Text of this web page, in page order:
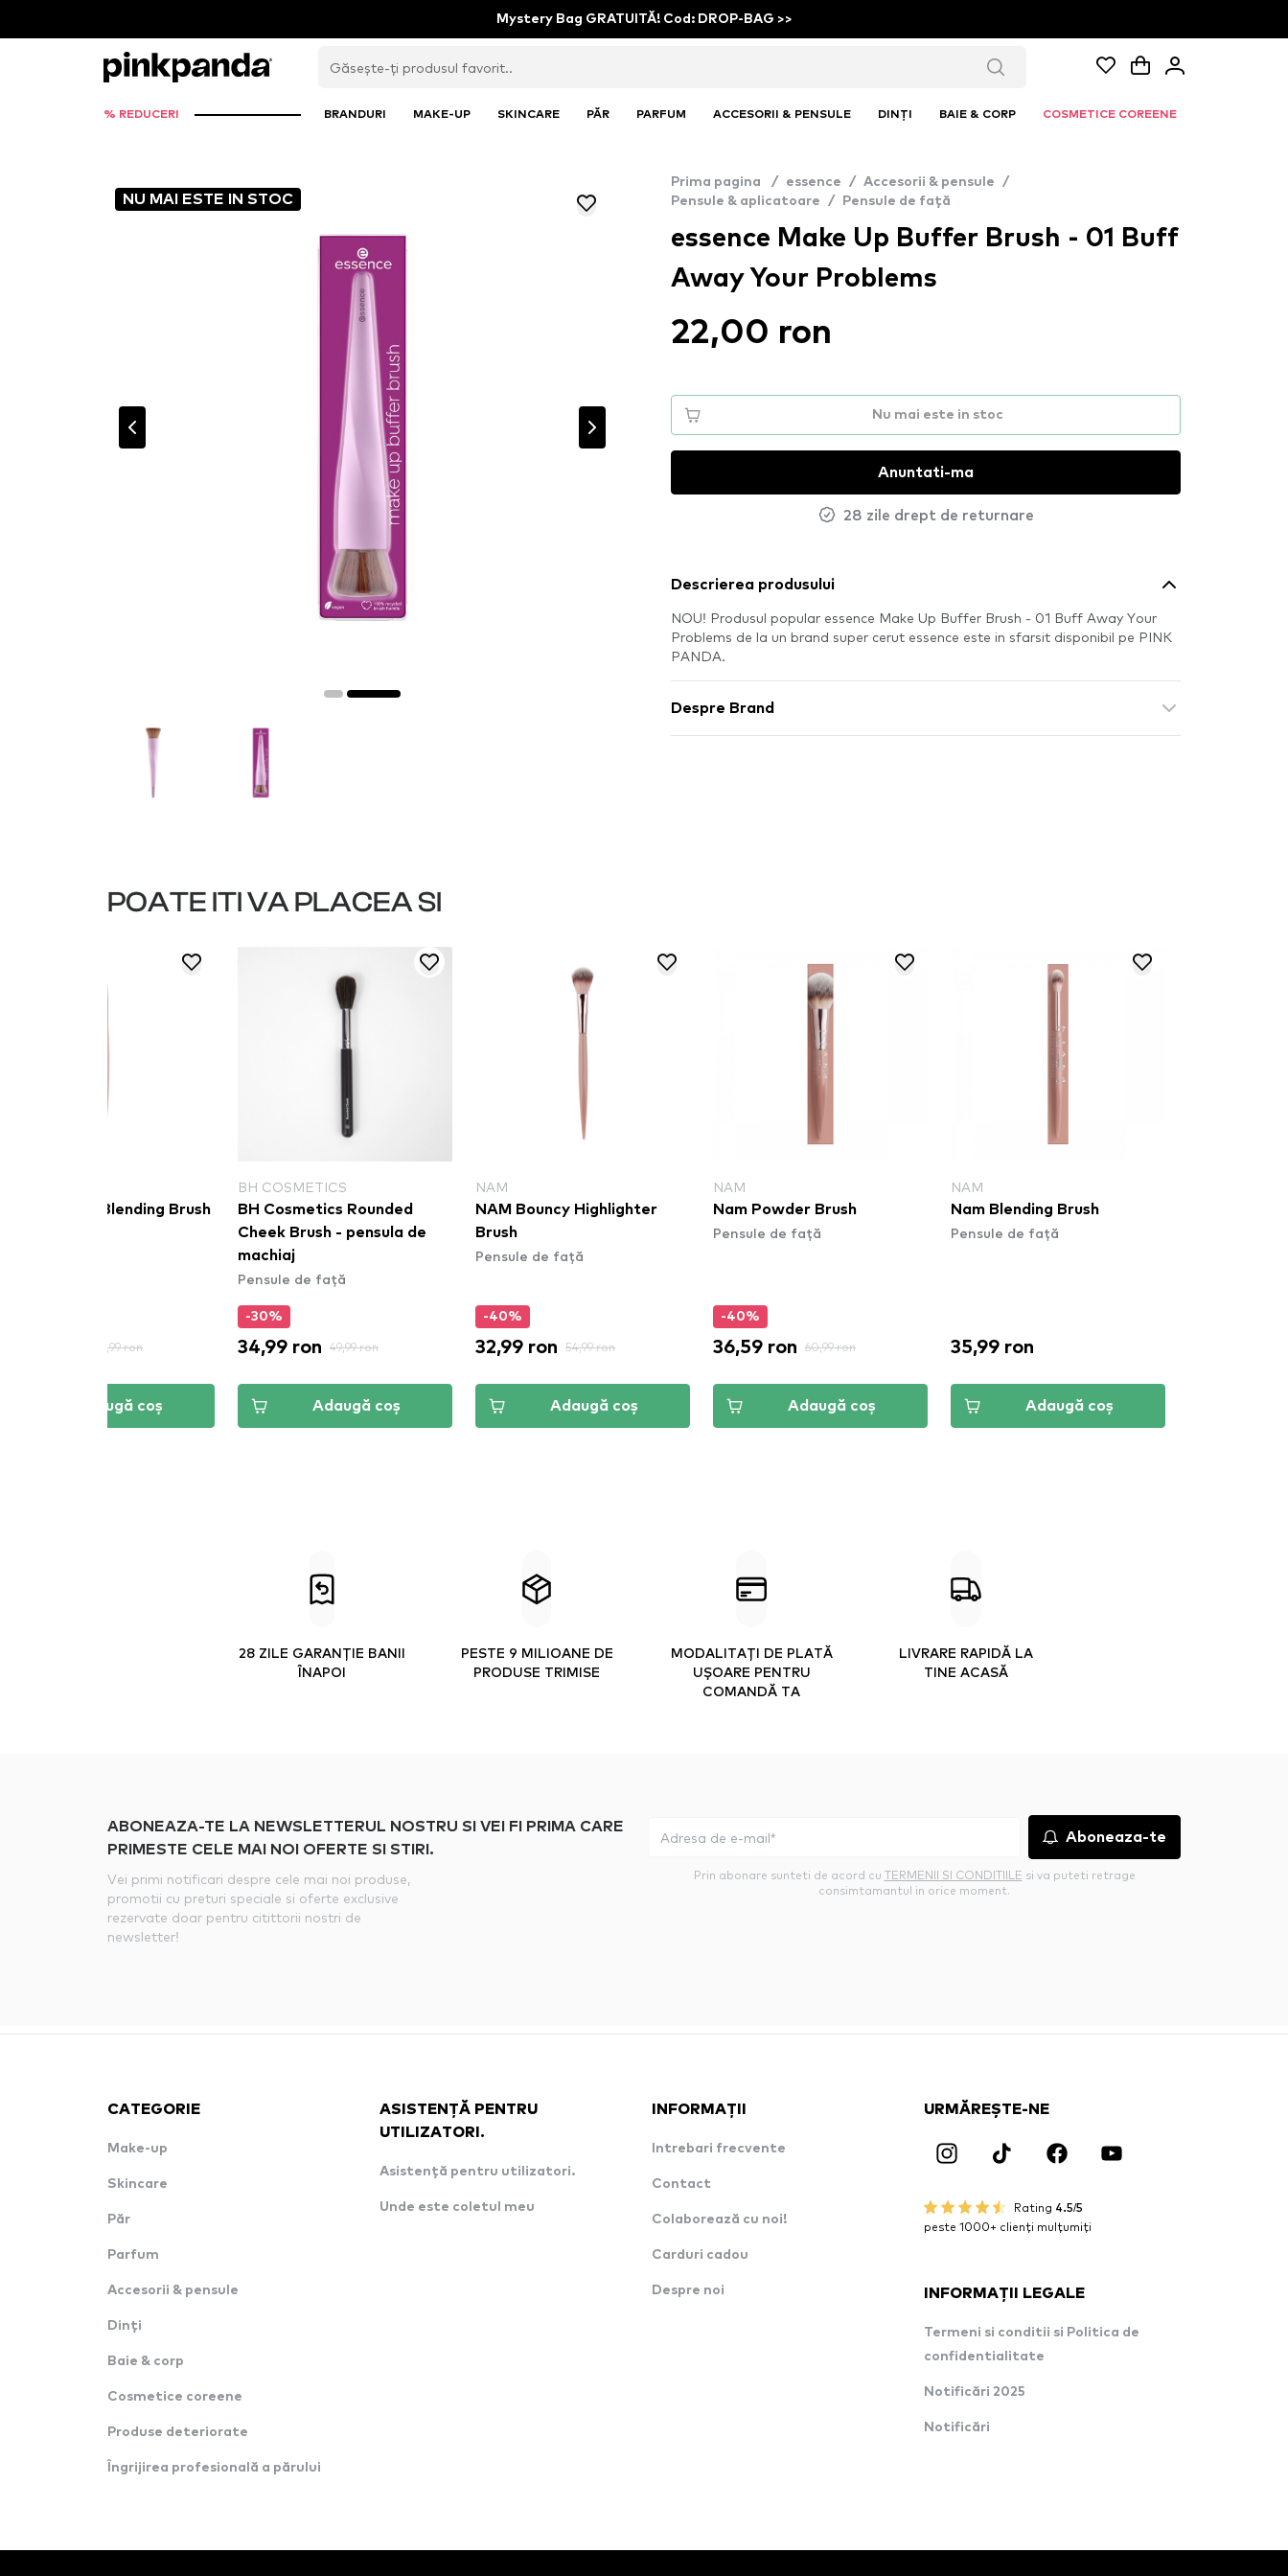
Mystery Bag GRATUITĂ! Cod: DROP-BAG >>
% REDUCERI BRANDURI MAKE-UP SKINCARE PĂR PARFUM ACCESORII & PENSULE DINȚI BAIE & CORP COSMETICE COREENE
NU MAI ESTE IN STOC
Prima pagina / essence / Accesorii & pensule
/
Pensule & aplicatoare
/ Pensule de față
essence Make Up Buffer Brush - 01 Buff
Away Your Problems
22,00 ron
Nu mai este in stoc
Anuntati-ma
28 zile drept de returnare
Descrierea produsului
NOU! Produsul popular essence Make Up Buffer Brush - 01 Buff Away Your
Problems de la un brand super cerut essence este in sfarsit disponibil pe PINK
PANDA.
Despre Brand
POATE ITI VA PLACEA SI
NAM Precise Blending Brush
34,99 ron
Adaugă coș
BH COSMETICS
BH Cosmetics Rounded
Cheek Brush - pensula de
machiaj
Pensule de față
-30%
34,99 ron 49,99 ron
Adaugă coș
NAM
NAM Bouncy Highlighter
Brush
Pensule de față
-40%
32,99 ron 54,99 ron
Adaugă coș
NAM
Nam Powder Brush
Pensule de față
-40%
36,59 ron 60,99 ron
Adaugă coș
NAM
Nam Blending Brush
Pensule de față
35,99 ron
Adaugă coș
28 ZILE GARANȚIE BANII
ÎNAPOI
PESTE 9 MILIOANE DE
PRODUSE TRIMISE
MODALITAȚI DE PLATĂ
UȘOARE PENTRU
COMANDĂ TA
LIVRARE RAPIDĂ LA
TINE ACASĂ
ABONEAZA-TE LA NEWSLETTERUL NOSTRU SI VEI FI PRIMA CARE
PRIMESTE CELE MAI NOI OFERTE SI STIRI.
Vei primi notificari despre cele mai noi produse,
promotii cu preturi speciale si oferte exclusive
rezervate doar pentru citittorii nostri de
newsletter!
Aboneaza-te
Prin abonare sunteti de acord cu TERMENII SI CONDITIILE si va puteti retrage
consimtamantul in orice moment.
CATEGORIE
Make-up
Skincare
Păr
Parfum
Accesorii & pensule
Dinți
Baie & corp
Cosmetice coreene
Produse deteriorate
Îngrijirea profesională a părului
ASISTENȚĂ PENTRU
UTILIZATORI.
Asistență pentru utilizatori.
Unde este coletul meu
INFORMAȚII
Intrebari frecvente
Contact
Colaborează cu noi!
Carduri cadou
Despre noi
URMĂREȘTE-NE
Rating 4.5/5
peste 1000+ clienți mulțumiți
INFORMAȚII LEGALE
Termeni si conditii si Politica de
confidentialitate
Notificări 2025
Notificări